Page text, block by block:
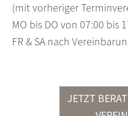
(mit vorheriger
MO bis DO von 07:00 bis
FR & SA nach
JETZT